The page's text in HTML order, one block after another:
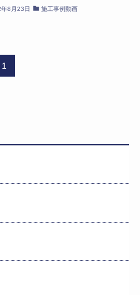
8月23日 施工事例動画
1